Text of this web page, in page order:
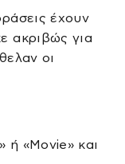
έχουν
ακριβώς για
οι
ή «Movie» και